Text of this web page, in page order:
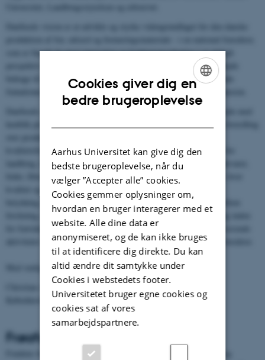
som er blandt de mest innovative og konkurrencedygtige i et globalt
perspektiv. Centret vil gennem nationalt og internationalt samarbejde
bidrage til at opretholde den danske position blandt verdens førende
frønationer og sikre videngrundlaget for sektorens fortsatte ekspansion.
DanSeeds mission er at arbejde på at stimulere nationalt samarbejde med
kvalitetsfrø, -udsæd og formeringsmateriale til anvendelse inden for
landbrug, havebrug og skovbrug. Dette gælder anvendelser til fødevarer,
foder, fibre, brændstof, i den rekreative sektor og andre brancher, hvor
kvalitet og produktion af frø, udsæd og formeringsmateriale har
betydning. Centret tilstræber en tæt sammenhæng og synergi mellem
forskning, udvikling, undervisning, innovation og videnformidling inden
for frøvidenskab og -teknologi ved at samle og koordinere igangværende
aktiviteter og stimulere nye initiativer til fremme af den danske frøsektor.
Med venlig hilsen og på gensyn
Christian Andreasen, Formand for DanSeed
Københavns Universitet
Frøafgiftsfonden
Fondens formål er at styrke frøbranchens udviklingsmuligheder og
ENGLISH
Cookies giver dig en
bedre brugeroplevelse
Aarhus Universitet kan give dig den
bedste brugeroplevelse, når du
vælger ”Accepter alle” cookies.
Cookies gemmer oplysninger om,
hvordan en bruger interagerer med et
website. Alle dine data er
anonymiseret, og de kan ikke bruges
til at identificere dig direkte. Du kan
altid ændre dit samtykke under
Cookies i webstedets footer.
Universitetet bruger egne cookies og
cookies sat af vores
samarbejdspartnere.